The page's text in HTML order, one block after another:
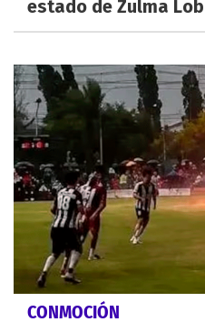
estado de Zulma
CONMOCIÓN